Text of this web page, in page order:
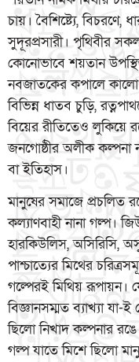
চায়। বৈশিষ্ট্যে, বিচরণে,
সুদূরপ্রসারী। পৃথিবীর
কোনোভাবে শয়তান
নবজাতকের কপালে কালো
বিভিন্ন ধাতব চুড়ি,
বিয়ের রীতিতেও লুকিয়ে
জনগোষ্ঠীর অলীক কল্পনা
বা ইতিহাস।
মানুষের সমাজে প্রচলিত
কল্যাণবাহী নানা গল্প।
হারকিউলিস, অসিরিসি,
পাশ্চাত্যের মিথের
গল্পেরই মিথিয় রূপায়ন।
বিজ্ঞানসম্মত ব্যাখ্যা
ছিলো নিখাদ কল্পনার
গল্প যাতে মিশে ছিলো